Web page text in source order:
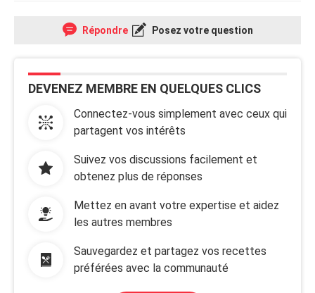
Répondre Posez votre question
DEVENEZ MEMBRE EN QUELQUES CLICS
Connectez-vous simplement avec ceux qui
partagent vos intérêts
Suivez vos discussions facilement et
obtenez plus de réponses
Mettez en avant votre expertise et aidez
les autres membres
Sauvegardez et partagez vos recettes
préférées avec la communauté